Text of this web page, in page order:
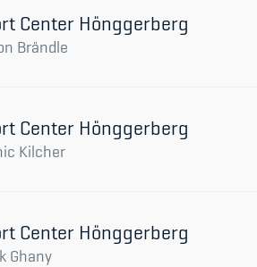
Center Hönggerberg
Brändle
Center Hönggerberg
Kilcher
Center Hönggerberg
Ghany